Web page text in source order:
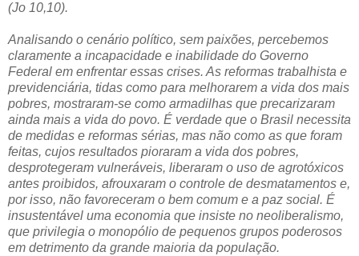
(Jo 10,10).
Analisando o cenário político, sem paixões, percebemos
claramente a incapacidade e inabilidade do Governo
Federal em enfrentar essas crises. As reformas trabalhista e
previdenciária, tidas como para melhorarem a vida dos mais
pobres, mostraram-se como armadilhas que precarizaram
ainda mais a vida do povo. É verdade que o Brasil necessita
de medidas e reformas sérias, mas não como as que foram
feitas, cujos resultados pioraram a vida dos pobres,
desprotegeram vulneráveis, liberaram o uso de agrotóxicos
antes proibidos, afrouxaram o controle de desmatamentos e,
por isso, não favoreceram o bem comum e a paz social. É
insustentável uma economia que insiste no neoliberalismo,
que privilegia o monopólio de pequenos grupos poderosos
em detrimento da grande maioria da população.